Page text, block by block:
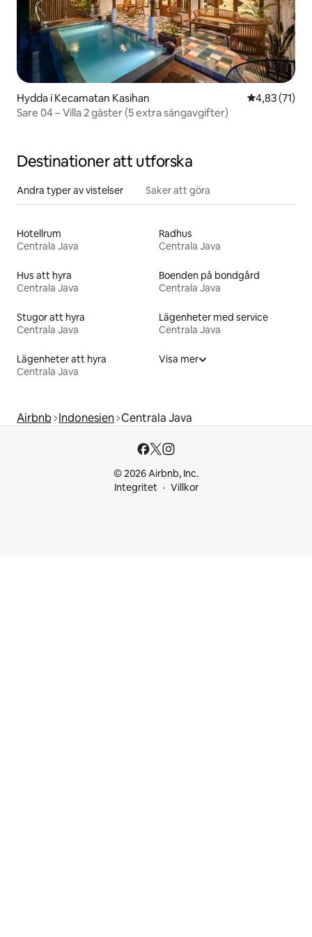
Hydda i Kecamatan Kasihan 4,83 av 5 i
4,83 (71)
Sare 04 – Villa 2 gäster (5 extra sängavgifter)
Destinationer att utforska
Andra typer av vistelser Saker att göra
Hotellrum
Centrala Java
Radhus
Centrala Java
Hus att hyra
Centrala Java
Boenden på bondgård
Centrala Java
Stugor att hyra
Centrala Java
Lägenheter med service
Centrala Java
Lägenheter att hyra
Centrala Java
Visa mer
Airbnb Indonesien Centrala Java
© 2026 Airbnb, Inc.
Integritet
Villkor